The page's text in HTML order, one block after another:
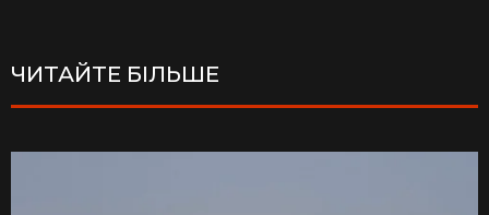
ЧИТАЙТЕ БІЛЬШЕ